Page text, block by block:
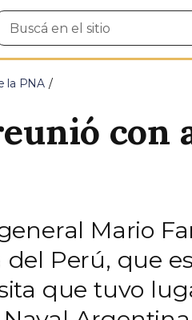
la PNA
con
Mario
Perú, que
que tuvo